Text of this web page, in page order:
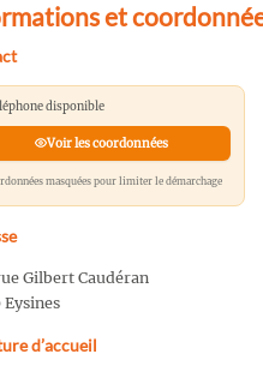
et
disponible
Voir les coordonnées
masquées pour limiter le démarchage
Gilbert Caudéran
Eysines
d’accueil